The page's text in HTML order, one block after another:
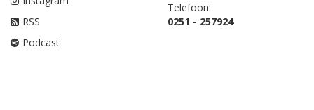
RSS
Podcast
Telefoon:
0251 - 257924